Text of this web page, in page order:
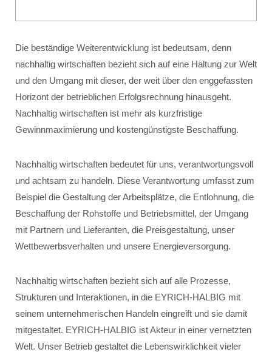
Die beständige Weiterentwicklung ist bedeutsam, denn
nachhaltig wirtschaften bezieht sich auf eine Haltung zur Welt
und den Umgang mit dieser, der weit über den enggefassten
Horizont der betrieblichen Erfolgsrechnung hinausgeht.
Nachhaltig wirtschaften ist mehr als kurzfristige
Gewinnmaximierung und kostengünstigste Beschaffung.
Nachhaltig wirtschaften bedeutet für uns, verantwortungsvoll
und achtsam zu handeln. Diese Verantwortung umfasst zum
Beispiel die Gestaltung der Arbeitsplätze, die Entlohnung, die
Beschaffung der Rohstoffe und Betriebsmittel, der Umgang
mit Partnern und Lieferanten, die Preisgestaltung, unser
Wettbewerbsverhalten und unsere Energieversorgung.
Nachhaltig wirtschaften bezieht sich auf alle Prozesse,
Strukturen und Interaktionen, in die EYRICH-HALBIG mit
seinem unternehmerischen Handeln eingreift und sie damit
mitgestaltet. EYRICH-HALBIG ist Akteur in einer vernetzten
Welt. Unser Betrieb gestaltet die Lebenswirklichkeit vieler